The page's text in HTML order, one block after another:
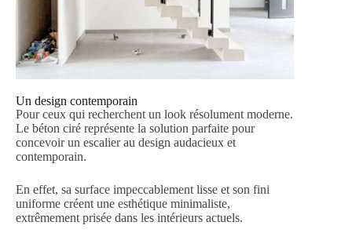
Un design contemporain
Pour ceux qui recherchent un look résolument moderne.
Le béton ciré représente la solution parfaite pour
concevoir un escalier au design audacieux et
contemporain.
En effet, sa surface impeccablement lisse et son fini
uniforme créent une esthétique minimaliste,
extrêmement prisée dans les intérieurs actuels.